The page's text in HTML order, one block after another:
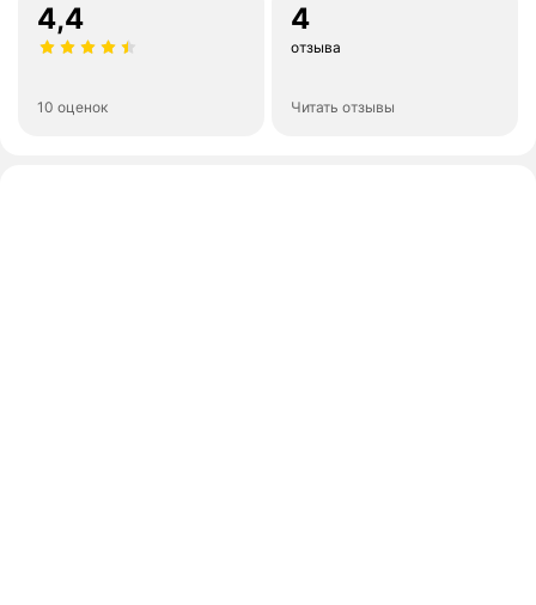
4,4
10 оценок
4
отзыва
Читать отзывы